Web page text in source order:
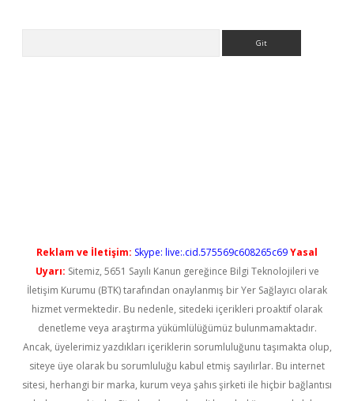
Reklam ve İletişim: Skype: live:.cid.575569c608265c69Yasal
Uyarı: Sitemiz, 5651 Sayılı Kanun gereğince Bilgi Teknolojileri ve
İletişim Kurumu (BTK) tarafından onaylanmış bir Yer Sağlayıcı olarak
hizmet vermektedir. Bu nedenle, sitedeki içerikleri proaktif olarak
denetleme veya araştırma yükümlülüğümüz bulunmamaktadır.
Ancak, üyelerimiz yazdıkları içeriklerin sorumluluğunu taşımakta olup,
siteye üye olarak bu sorumluluğu kabul etmiş sayılırlar. Bu internet
sitesi, herhangi bir marka, kurum veya şahıs şirketi ile hiçbir bağlantısı